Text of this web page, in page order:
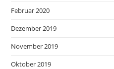
Februar 2020
Dezember 2019
November 2019
Oktober 2019